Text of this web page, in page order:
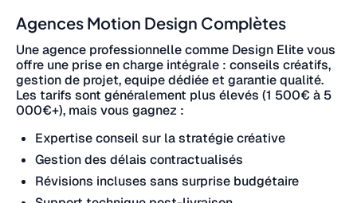
Agences Motion Design Complètes
Une agence professionnelle comme Design Elite vous
offre une prise en charge intégrale : conseils créatifs,
gestion de projet, equipe dédiée et garantie qualité.
Les tarifs sont généralement plus élevés (1 500€ à 5
000€+), mais vous gagnez :
Expertise conseil sur la stratégie créative
Gestion des délais contractualisés
Révisions incluses sans surprise budgétaire